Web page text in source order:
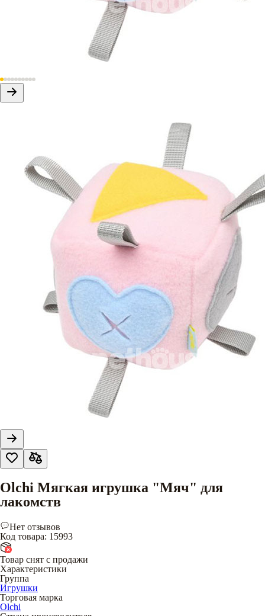
Olchi Мягкая игрушка "Мяч" для
лакомств
Нет отзывов
Код товара: 15993
Товар снят с продажи
Характеристики
Группа
Игрушки
Торговая марка
Olchi